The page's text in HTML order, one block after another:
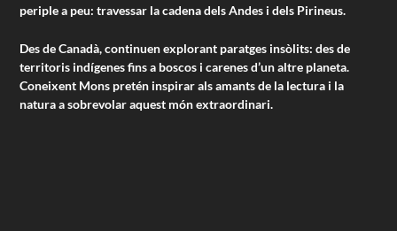
periple a peu: travessar la cadena dels Andes i dels Pirineus.
Des de Canadà, continuen explorant paratges insòlits: des de
territoris indígenes fins a boscos i carenes d’un altre planeta.
Coneixent Mons pretén inspirar als amants de la lectura i la
natura a sobrevolar aquest món extraordinari.